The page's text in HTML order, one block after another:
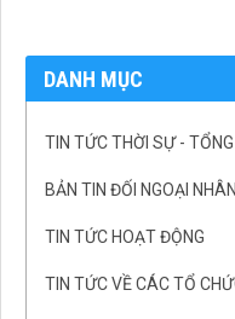
DANH MỤC
TIN TỨC THỜI SỰ -
BẢN TIN ĐỐI NGOẠI
TIN TỨC HOẠT ĐỘNG
TIN TỨC VỀ CÁC TỔ